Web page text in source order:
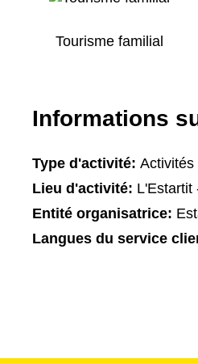
Tourisme familial
Informations
Type d'activité: Activités
Lieu d'activité: L'Estartit
Entité organisatrice:
Langues du service